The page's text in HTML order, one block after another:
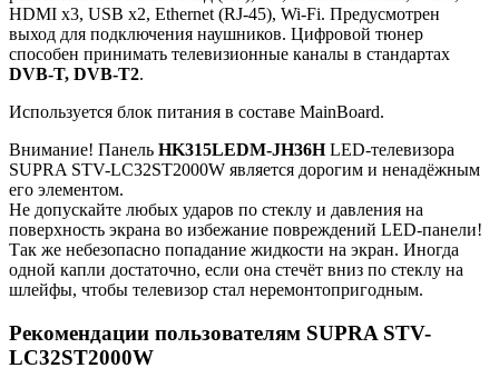
HDMI x3, USB x2, Ethernet (RJ-45), Wi-Fi. Предусмотрен
выход для подключения наушников. Цифровой тюнер
способен принимать телевизионные каналы в стандартах
DVB-T, DVB-T2.
Используется блок питания в составе MainBoard.
Внимание! Панель HK315LEDM-JH36HLED-телевизора
SUPRA STV-LC32ST2000W является дорогим и ненадёжным
его элементом.
Не допускайте любых ударов по стеклу и давления на
поверхность экрана во избежание повреждений LED-панели!
Так же небезопасно попадание жидкости на экран. Иногда
одной капли достаточно, если она стечёт вниз по стеклу на
шлейфы, чтобы телевизор стал неремонтопригодным.
Рекомендации пользователям SUPRA STV-
LC32ST2000W